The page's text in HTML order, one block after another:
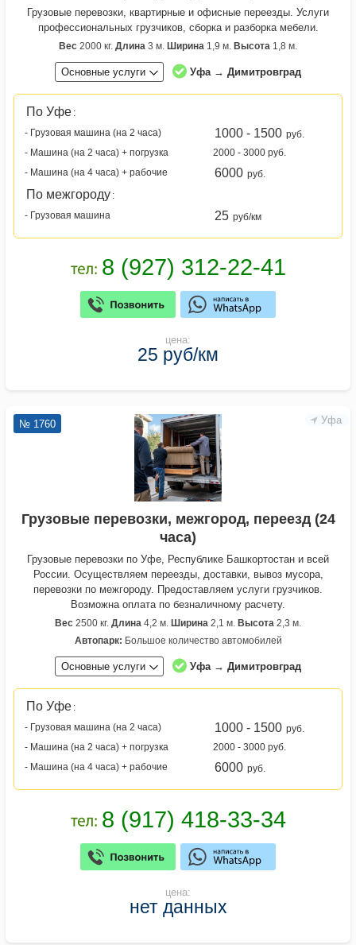
Грузовые перевозки, квартирные и офисные переезды. Услуги
профессиональных грузчиков, сборка и разборка мебели.
Вес 2000 кг. Длина 3 м. Ширина 1,9 м. Высота 1,8 м.
Основные услуги Уфа → Димитровград
По Уфе :
- Грузовая машина (на 2 часа)
1000 - 1500 руб.
- Машина (на 2 часа) + погрузка
2000 - 3000 руб.
- Машина (на 4 часа) + рабочие
6000 руб.
По межгороду :
- Грузовая машина
25 руб/км
цена:
25 руб/км
Уфа
№ 1760
Грузовые перевозки, межгород, переезд (24
часа)
Грузовые перевозки по Уфе, Республике Башкортостан и всей
России. Осуществляем переезды, доставки, вывоз мусора,
перевозки по межгороду. Предоставляем услуги грузчиков.
Возможна оплата по безналичному расчету.
Вес 2500 кг. Длина 4,2 м. Ширина 2,1 м. Высота 2,3 м.
Автопарк: Большое количество автомобилей
Основные услуги Уфа → Димитровград
По Уфе :
- Грузовая машина (на 2 часа)
1000 - 1500 руб.
- Машина (на 2 часа) + погрузка
2000 - 3000 руб.
- Машина (на 4 часа) + рабочие
6000 руб.
цена:
нет данных